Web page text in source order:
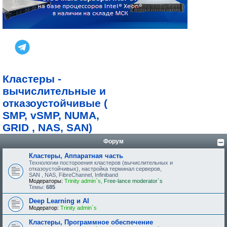
Кластеры -
вычислительные и
отказоустойчивые (
SMP, vSMP, NUMA,
GRID , NAS, SAN)
Форум
Кластеры, Аппаратная часть
Технологии постороения кластеров (вычислительных и
отказоустойчивых), настройка терминал серверов,
SAN , NAS, FibreChannel, Infiniband
Модераторы: Trinity admin`s
Free-lance moderator`s
Темы: 685
Deep Learning и AI
Модератор: Trinity admin`s
Кластеры, Программное обеспечение